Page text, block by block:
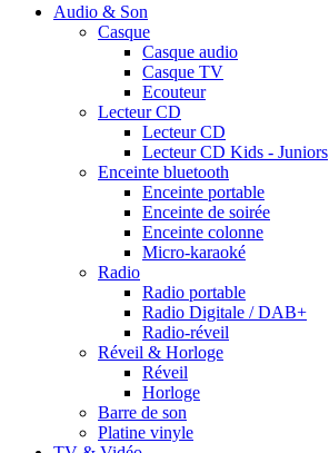
Audio & Son
Casque
Casque audio
Casque TV
Ecouteur
Lecteur CD
Lecteur CD
Lecteur CD Kids - Juniors
Enceinte bluetooth
Enceinte portable
Enceinte de soirée
Enceinte colonne
Micro-karaoké
Radio
Radio portable
Radio Digitale / DAB+
Radio-réveil
Réveil & Horloge
Réveil
Horloge
Barre de son
Platine vinyle